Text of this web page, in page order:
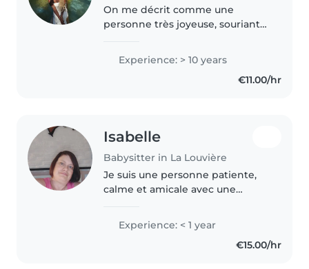
On me décrit comme une
personne très joyeuse, souriante
je suis enfant (babysitting des
membres de ma famille). Je
Experience: > 10 years
€11.00/hr
Isabelle
Babysitter in La Louvière
Je suis une personne patiente,
calme et amicale avec une
mes propres enfants et je suis à
l'aise avec les bébés, les tout-
Experience: < 1 year
€15.00/hr